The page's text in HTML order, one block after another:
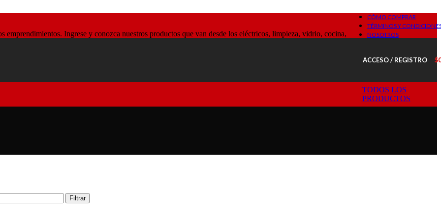
CÓMO COMPRAR
TÉRMINOS Y
NOSOTROS
ACCESO / REGISTRO $
Ingrese y conozca nuestros productos que van desde los eléctricos, limpieza, vidrio, cocina,
TODOS LOS
PRODUCTOS
Filtrar